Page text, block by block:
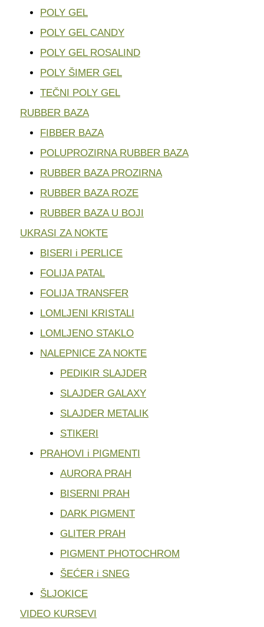
POLY GEL
POLY GEL CANDY
POLY GEL ROSALIND
POLY ŠIMER GEL
TEČNI POLY GEL
RUBBER BAZA
FIBBER BAZA
POLUPROZIRNA RUBBER BAZA
RUBBER BAZA PROZIRNA
RUBBER BAZA ROZE
RUBBER BAZA U BOJI
UKRASI ZA NOKTE
BISERI i PERLICE
FOLIJA PATAL
FOLIJA TRANSFER
LOMLJENI KRISTALI
LOMLJENO STAKLO
NALEPNICE ZA NOKTE
PEDIKIR SLAJDER
SLAJDER GALAXY
SLAJDER METALIK
STIKERI
PRAHOVI i PIGMENTI
AURORA PRAH
BISERNI PRAH
DARK PIGMENT
GLITER PRAH
PIGMENT PHOTOCHROM
ŠEĆER i SNEG
ŠLJOKICE
VIDEO KURSEVI